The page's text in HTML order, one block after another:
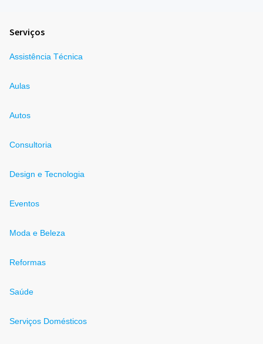
Serviços
Assistência Técnica
Aulas
Autos
Consultoria
Design e Tecnologia
Eventos
Moda e Beleza
Reformas
Saúde
Serviços Domésticos